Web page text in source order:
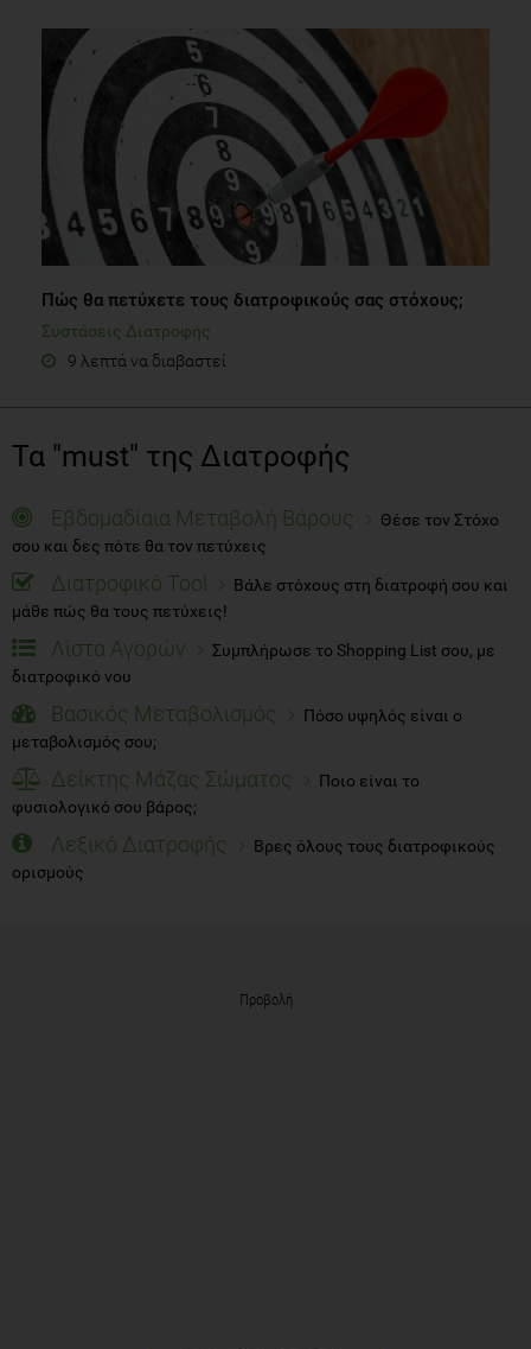
Πώς θα πετύχετε τους διατροφικούς σας στόχους;
Συστάσεις Διατροφής
9 λεπτά να διαβαστεί
Τα "must" της Διατροφής
Εβδομαδίαια Μεταβολή Βάρους
Θέσε τον Στόχο
σου και δες πότε θα τον πετύχεις
Διατροφικό Tool
Βάλε στόχους στη διατροφή σου και
μάθε πώς θα τους πετύχεις!
Λίστα Αγορών
Συμπλήρωσε το Shopping List σου, με
διατροφικό νου
Βασικός Μεταβολισμός
Πόσο υψηλός είναι ο
μεταβολισμός σου;
Δείκτης Μάζας Σώματος
Ποιο είναι το
φυσιολογικό σου βάρος;
Λεξικό Διατροφής
Βρες όλους τους διατροφικούς
ορισμούς
Προβολή